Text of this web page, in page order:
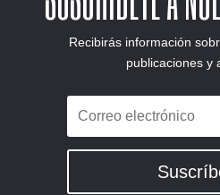
Recibirás información
publicaciones y